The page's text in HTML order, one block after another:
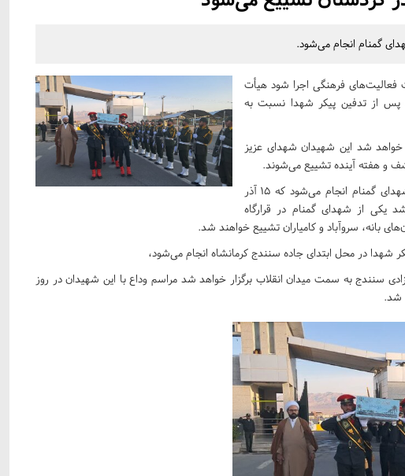
گمنام انجام می‌شود.
فعالیت‌های فرهنگی اجرا شود هیأت
پس از تدفین پیکر شهدا نسبت به
شد این شهیدان شهدای عزیز
و هفته آینده تشییع می‌شوند.
هر ساله در ایام فاطمیه مراسم تشییع سراسری شهدای گمنام انجام می‌شود که ۱۵ آذر
یکی از شهدای گمنام در قرارگاه
بانه، سروآباد و کامیاران تشییع خواهند شد.
پنجشنبه ۸ صبح از میدان آزادی سنندج به سمت میدان انقلاب برگزار خواهد شد مراسم وداع با این شهیدان در روز